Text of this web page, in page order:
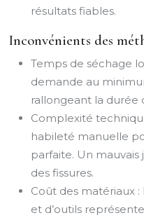
résultats fiables.
Inconvénients des
Temps de séchage
demande au
rallongeant la durée
Complexité
habileté manuelle
parfaite. Un
des fissures.
Coût des matériaux :
et d’outils